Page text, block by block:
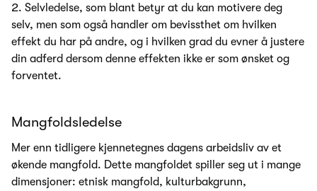
Selvledelse, som blant betyr at du kan motivere deg
selv, men som også handler om bevissthet om hvilken
effekt du har på andre, og i hvilken grad du evner å justere
din adferd dersom denne effekten ikke er som ønsket og
forventet.
Mangfoldsledelse
Mer enn tidligere kjennetegnes dagens arbeidsliv av et
økende mangfold. Dette mangfoldet spiller seg ut i mange
dimensjoner: etnisk mangfold, kulturbakgrunn,